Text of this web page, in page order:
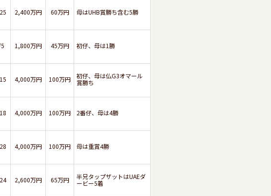
2,400万円 60万円 母はUHB賞勝ち含む5勝
1,800万円 45万円 初仔、母は1勝
4,000万円 100万円
初仔、母は仏G3オマール
賞勝ち
4,000万円 100万円 2番仔、母は4勝
4,000万円 100万円 母は重賞4勝
2,600万円 65万円
半兄タップザットはUAEダ
ービー5着